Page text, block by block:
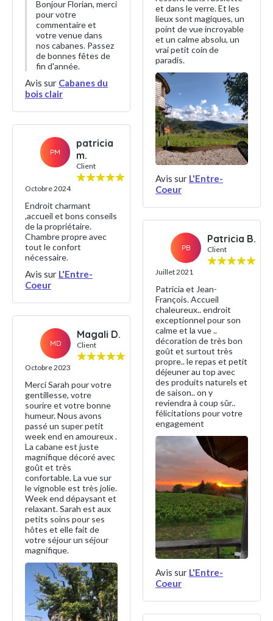
Bonjour Florian, merci
pour votre
commentaire et
votre venue dans
nos cabanes. Passez
de bonnes fêtes de
fin d'année.
Avis sur Cabanes du
bois clair
PM
patricia
m.
Client
Octobre 2024
Endroit charmant
,accueil et bons conseils
de la propriétaire.
Chambre propre avec
tout le confort
nécessaire.
Avis sur L'Entre-
Coeur
MD
Magali D.
Client
Octobre 2023
Merci Sarah pour votre
gentillesse, votre
sourire et votre bonne
humeur. Nous avons
passé un super petit
week end en amoureux .
La cabane est juste
magnifique décoré avec
goût et très
confortable. La vue sur
le vignoble est très jolie.
Week end dépaysant et
relaxant. Sarah est aux
petits soins pour ses
hôtes et elle fait de
votre séjour un séjour
magnifique.
et dans le verre. Et les
lieux sont magiques, un
point de vue incroyable
et un calme absolu, un
vrai petit coin de
paradis.
Avis sur L'Entre-
Coeur
PB
Patricia B.
Client
Juillet 2021
Patricia et Jean-
François. Accueil
chaleureux.. endroit
exceptionnel pour son
calme et la vue ..
décoration de très bon
goût et surtout très
propre.. le repas et petit
déjeuner au top avec
des produits naturels et
de saison.. on y
reviendra à coup sûr..
félicitations pour votre
engagement
Avis sur L'Entre-
Coeur